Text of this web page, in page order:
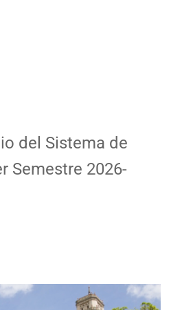
del Sistema de
Semestre 2026-